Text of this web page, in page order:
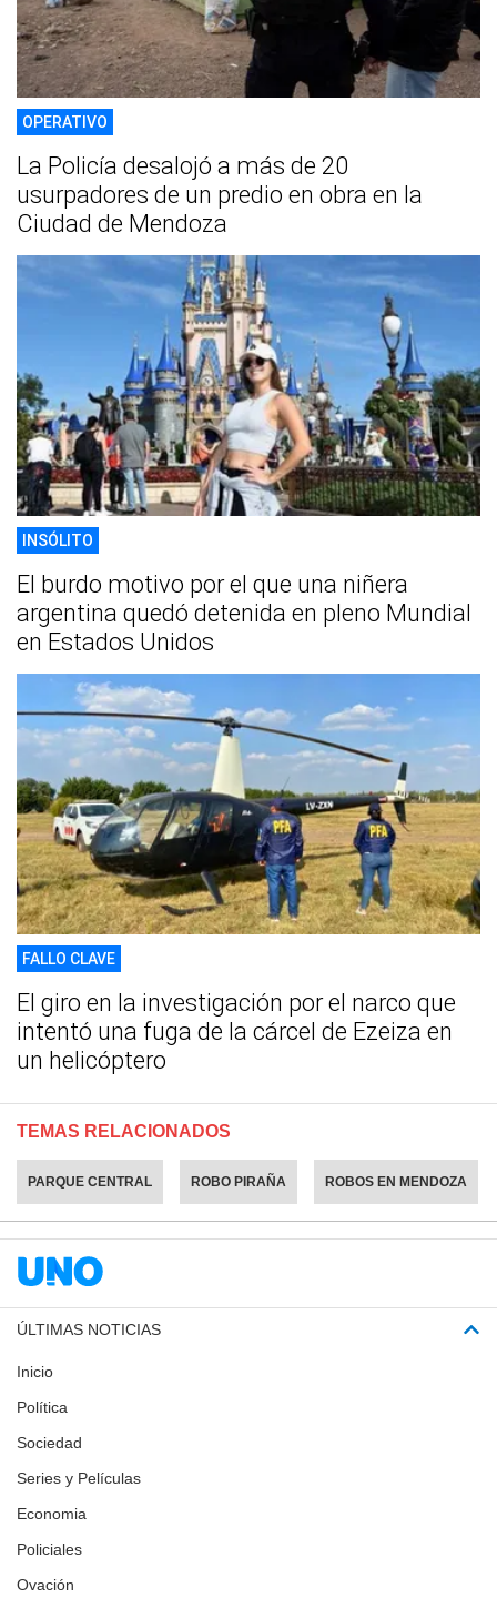
OPERATIVO
La Policía desalojó a más de 20
usurpadores de un predio en obra en la
Ciudad de Mendoza
INSÓLITO
El burdo motivo por el que una niñera
argentina quedó detenida en pleno Mundial
en Estados Unidos
FALLO CLAVE
El giro en la investigación por el narco que
intentó una fuga de la cárcel de Ezeiza en
un helicóptero
TEMAS RELACIONADOS
PARQUE CENTRAL ROBO PIRAÑA ROBOS EN MENDOZA
ÚLTIMAS NOTICIAS
Inicio
Política
Sociedad
Series y Películas
Economia
Policiales
Ovación